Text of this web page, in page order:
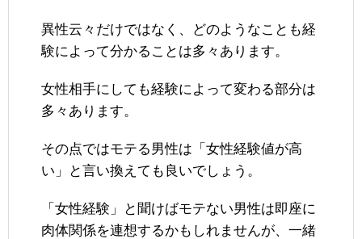
異性云々だけではなく、どのようなことも経
験によって分かることは多々あります。
女性相手にしても経験によって変わる部分は
多々あります。
その点ではモテる男性は「女性経験値が高
い」と言い換えても良いでしょう。
「女性経験」と聞けばモテない男性は即座に
肉体関係を連想するかもしれませんが、一緒